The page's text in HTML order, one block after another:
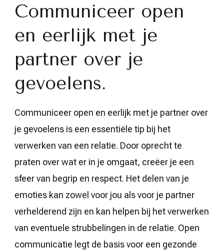
Communiceer open
en eerlijk met je
partner over je
gevoelens.
Communiceer open en eerlijk met je partner over
je gevoelens is een essentiële tip bij het
verwerken van een relatie. Door oprecht te
praten over wat er in je omgaat, creëer je een
sfeer van begrip en respect. Het delen van je
emoties kan zowel voor jou als voor je partner
verhelderend zijn en kan helpen bij het verwerken
van eventuele strubbelingen in de relatie. Open
communicatie legt de basis voor een gezonde